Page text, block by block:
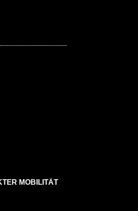
MOBILITÄT